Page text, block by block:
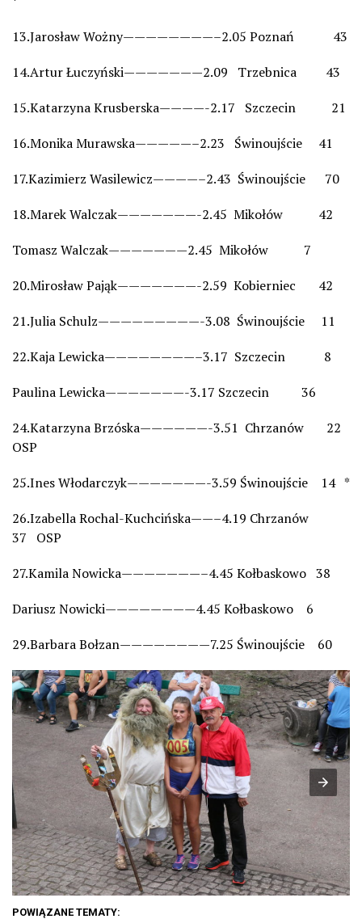
13.Jarosław Wożny————————–2.05 Poznań 43
14.Artur Łuczyński———————2.09 Trzebnica 43
15.Katarzyna Krusberska————-2.17 Szczecin 21
16.Monika Murawska—————–2.23 Świnoujście 41
17.Kazimierz Wasilewicz————–2.43 Świnoujście 70
18.Marek Walczak———————-2.45 Mikołów 42
Tomasz Walczak———————2.45 Mikołów 7
20.Mirosław Pająk———————-2.59 Kobierniec 42
21.Julia Schulz—————————-3.08 Świnoujście 11
22.Kaja Lewicka————————–3.17 Szczecin 8
Paulina Lewicka———————-3.17 Szczecin 36
24.Katarzyna Brzóska——————-3.51 Chrzanów 22
OSP
25.Ines Włodarczyk———————-3.59 Świnoujście 14 *
26.Izabella Rochal-Kuchcińska——–4.19 Chrzanów
37 OSP
27.Kamila Nowicka———————–4.45 Kołbaskowo 38
Dariusz Nowicki————————4.45 Kołbaskowo 6
29.Barbara Bołzan————————7.25 Świnoujście 60
POWIĄZANE TEMATY: